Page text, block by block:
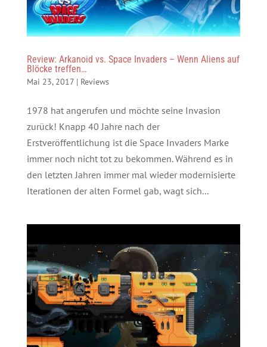
Review: Arkanoid vs. Space Invaders – Wenn Aliens auf
Blöcke treffen…
Mai 23, 2017| Reviews
1978 hat angerufen und möchte seine Invasion
zurück! Knapp 40 Jahre nach der
Erstveröffentlichung ist die Space Invaders Marke
immer noch nicht tot zu bekommen. Während es in
den letzten Jahren immer mal wieder modernisierte
Iterationen der alten Formel gab, wagt sich...